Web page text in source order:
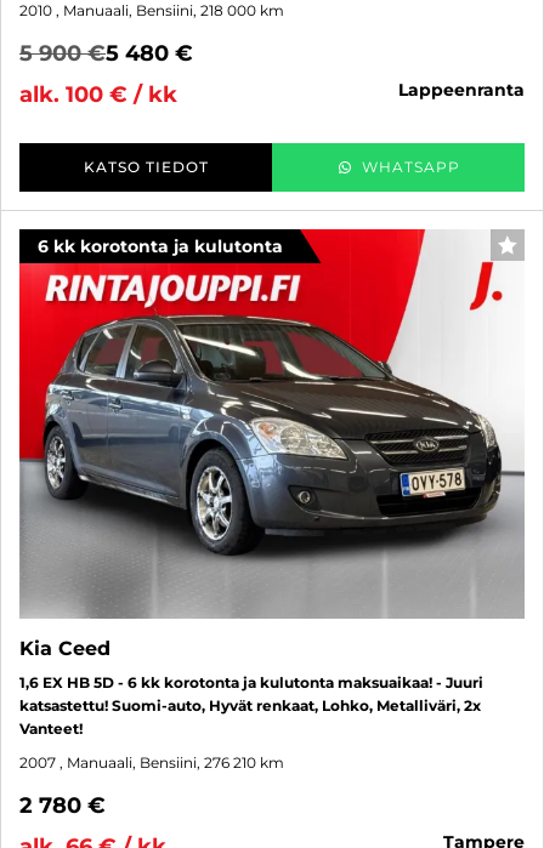
2010 , Manuaali, Bensiini, 218 000 km
5 900 €5 480 €
alk. 100 € / kk
lappeenranta
KATSO TIEDOT WHATSAPP
6 kk korotonta ja kulutonta
Kia Ceed
1,6 EX HB 5D - 6 kk korotonta ja kulutonta maksuaikaa! - Juuri
katsastettu! Suomi-auto, Hyvät renkaat, Lohko, Metalliväri, 2x
Vanteet!
2007 , Manuaali, Bensiini, 276 210 km
2 780 €
tampere